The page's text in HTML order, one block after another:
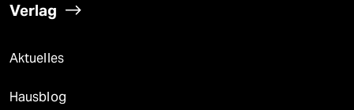
Verlag
Aktuelles
Hausblog